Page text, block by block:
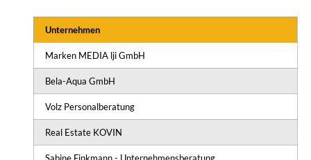
Unternehmen
Marken MEDIA lji GmbH
Bela-Aqua GmbH
Volz Personalberatung
Real Estate KOVIN